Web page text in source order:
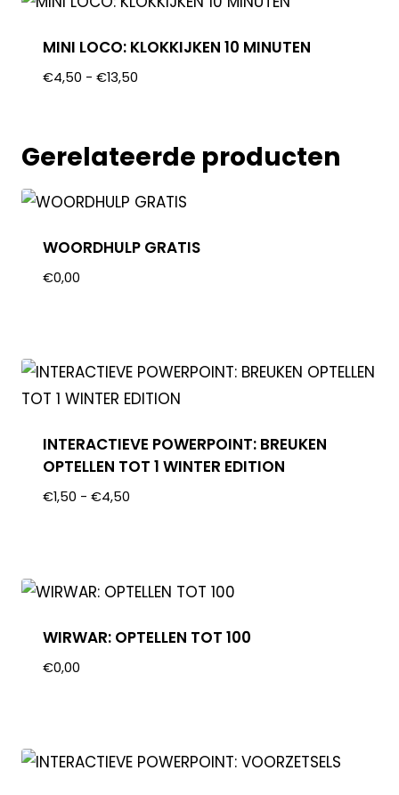
MINI LOCO: KLOKKIJKEN 10 MINUTEN
€4,50 - €13,50
Gerelateerde producten
WOORDHULP GRATIS
€0,00
INTERACTIEVE POWERPOINT: BREUKEN
OPTELLEN TOT 1 WINTER EDITION
€1,50 - €4,50
WIRWAR: OPTELLEN TOT 100
€0,00